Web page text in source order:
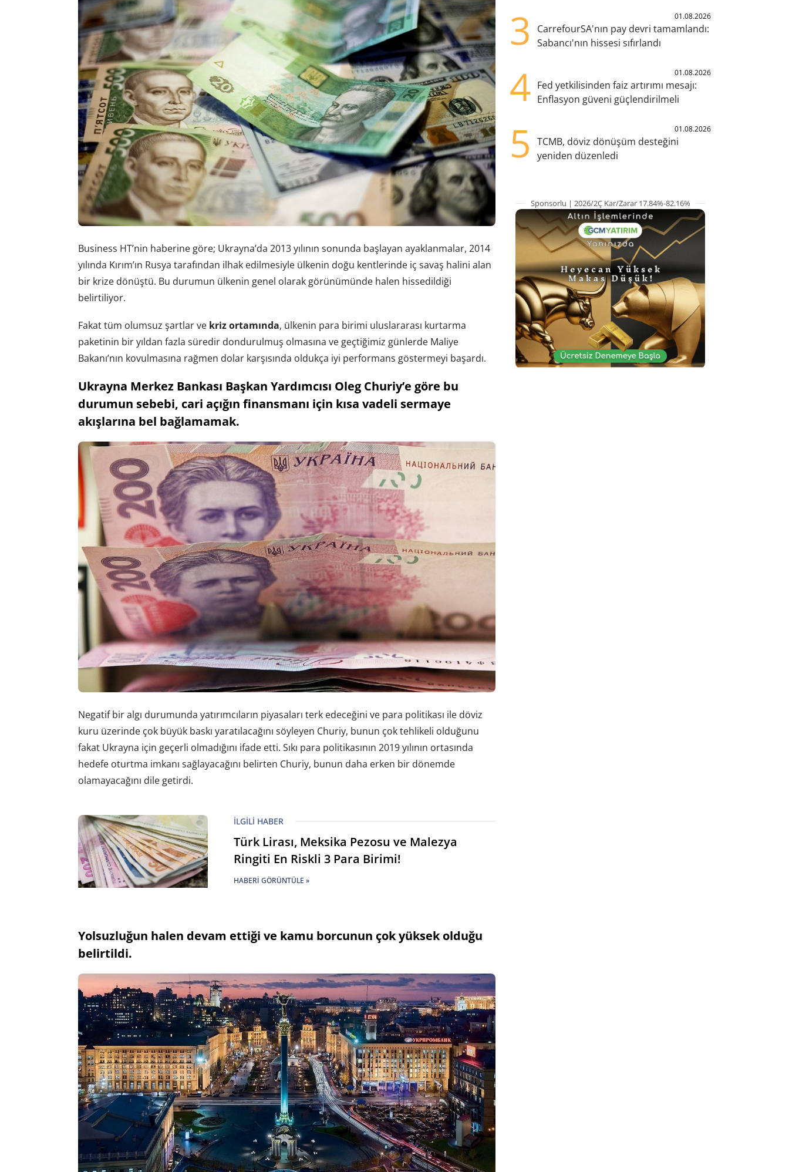
Business HT’nin haberine göre; Ukrayna’da 2013 yılının sonunda başlayan ayaklanmalar, 2014
yılında Kırım’ın Rusya tarafından ilhak edilmesiyle ülkenin doğu kentlerinde iç savaş halini alan
bir krize dönüştü. Bu durumun ülkenin genel olarak görünümünde halen hissedildiği
belirtiliyor.
Fakat tüm olumsuz şartlar ve kriz ortamında, ülkenin para birimi uluslararası kurtarma
paketinin bir yıldan fazla süredir dondurulmuş olmasına ve geçtiğimiz günlerde Maliye
Bakanı’nın kovulmasına rağmen dolar karşısında oldukça iyi performans göstermeyi başardı.
Ukrayna Merkez Bankası Başkan Yardımcısı Oleg Churiy’e göre bu
durumun sebebi, cari açığın finansmanı için kısa vadeli sermaye
akışlarına bel bağlamamak.
Negatif bir algı durumunda yatırımcıların piyasaları terk edeceğini ve para politikası ile döviz
kuru üzerinde çok büyük baskı yaratılacağını söyleyen Churiy, bunun çok tehlikeli olduğunu
fakat Ukrayna için geçerli olmadığını ifade etti. Sıkı para politikasının 2019 yılının ortasında
hedefe oturtma imkanı sağlayacağını belirten Churiy, bunun daha erken bir dönemde
olamayacağını dile getirdi.
İLGILI HABER
Türk Lirası, Meksika Pezosu ve Malezya
Ringiti En Riskli 3 Para Birimi!
HABERI GÖRÜNTÜLE »
Yolsuzluğun halen devam ettiği ve kamu borcunun çok yüksek olduğu
belirtildi.
3 01.08.2026
CarrefourSA'nın pay devri tamamlandı:
Sabancı'nın hissesi sıfırlandı
4 01.08.2026
Fed yetkilisinden faiz artırımı mesajı:
Enflasyon güveni güçlendirilmeli
5 01.08.2026
TCMB, döviz dönüşüm desteğini
yeniden düzenledi
Sponsorlu | 2026/2Ç Kar/Zarar 17.84%-82.16%